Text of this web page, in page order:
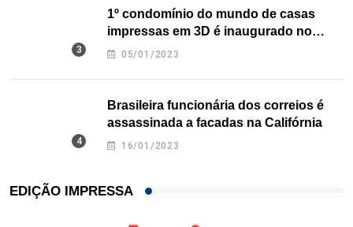
1º condomínio do mundo de casas
impressas em 3D é inaugurado no
Texas
05/01/2023
Brasileira funcionária dos correios é
assassinada a facadas na Califórnia
16/01/2023
EDIÇÃO IMPRESSA